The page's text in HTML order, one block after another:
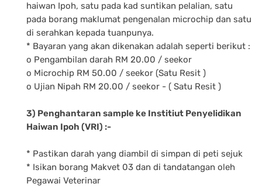
haiwan Ipoh, satu pada kad suntikan pelalian, satu
pada borang maklumat pengenalan microchip dan satu
di serahkan kepada tuanpunya.
* Bayaran yang akan dikenakan adalah seperti berikut :
o Pengambilan darah RM 20.00 / seekor
o Microchip RM 50.00 / seekor (Satu Resit )
o Ujian Nipah RM 20.00 / seekor - ( Satu Resit )
3) Penghantaran sample ke Institiut Penyelidikan
Haiwan Ipoh (VRI) :-
* Pastikan darah yang diambil di simpan di peti sejuk
* Isikan borang Makvet 03 dan di tandatangan oleh
Pegawai Veterinar